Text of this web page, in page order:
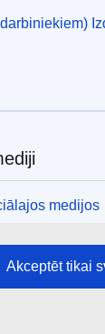
Akceptēt tikai
medijos
un